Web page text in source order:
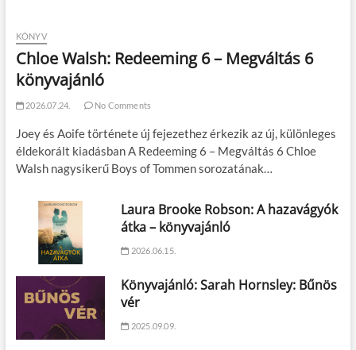
KÖNYV
Chloe Walsh: Redeeming 6 – Megváltás 6
könyvajánló
2026.07.24. No Comments
Joey és Aoife története új fejezethez érkezik az új, különleges
éldekorált kiadásban A Redeeming 6 – Megváltás 6 Chloe
Walsh nagysikerű Boys of Tommen sorozatának…
Laura Brooke Robson: A hazavágyók
átka – könyvajánló
2026.06.15.
Könyvajánló: Sarah Hornsley: Bűnös
vér
2025.09.09.